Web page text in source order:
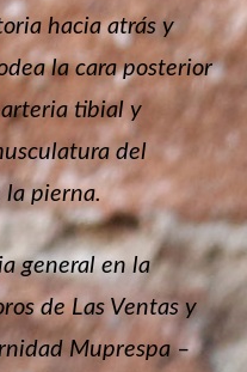
hacia atrás y
la cara posterior
tibial y
del
pierna.
general en la
de Las Ventas y
Muprespa –